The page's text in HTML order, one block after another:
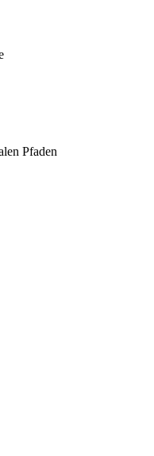
Pfaden